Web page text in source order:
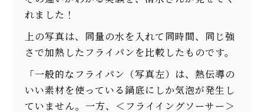
れました！
上の写真は、同量の水を入れて同時間、同じ強
さで加熱したフライパンを比較したものです。
「一般的なフライパン（写真左）は、熱伝導の
いい素材を使っている鍋底にしか気泡が発生し
ていません。一方、＜フライイングソーサー＞